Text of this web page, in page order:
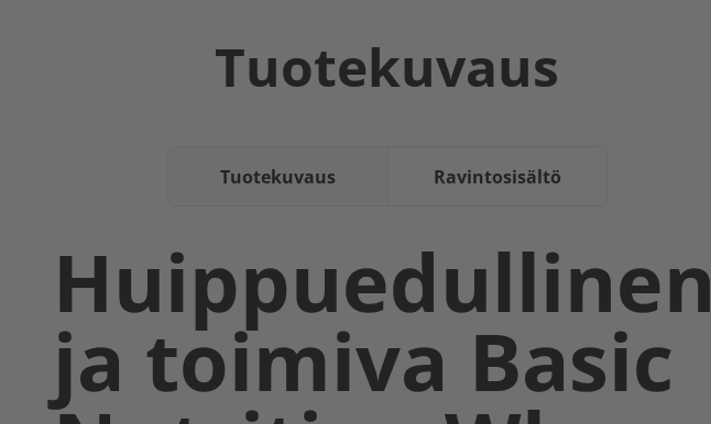
Tuotekuvaus
Tuotekuvaus Ravintosisältö
Huippuedullinen
ja toimiva Basic